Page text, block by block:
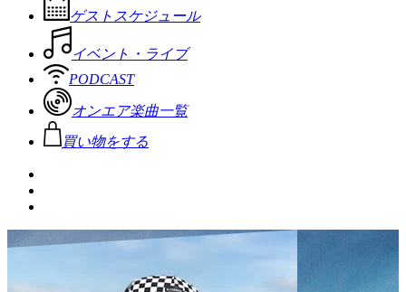
ゲストスケジュール
イベント・ライブ
PODCAST
オンエア楽曲一覧
買い物をする